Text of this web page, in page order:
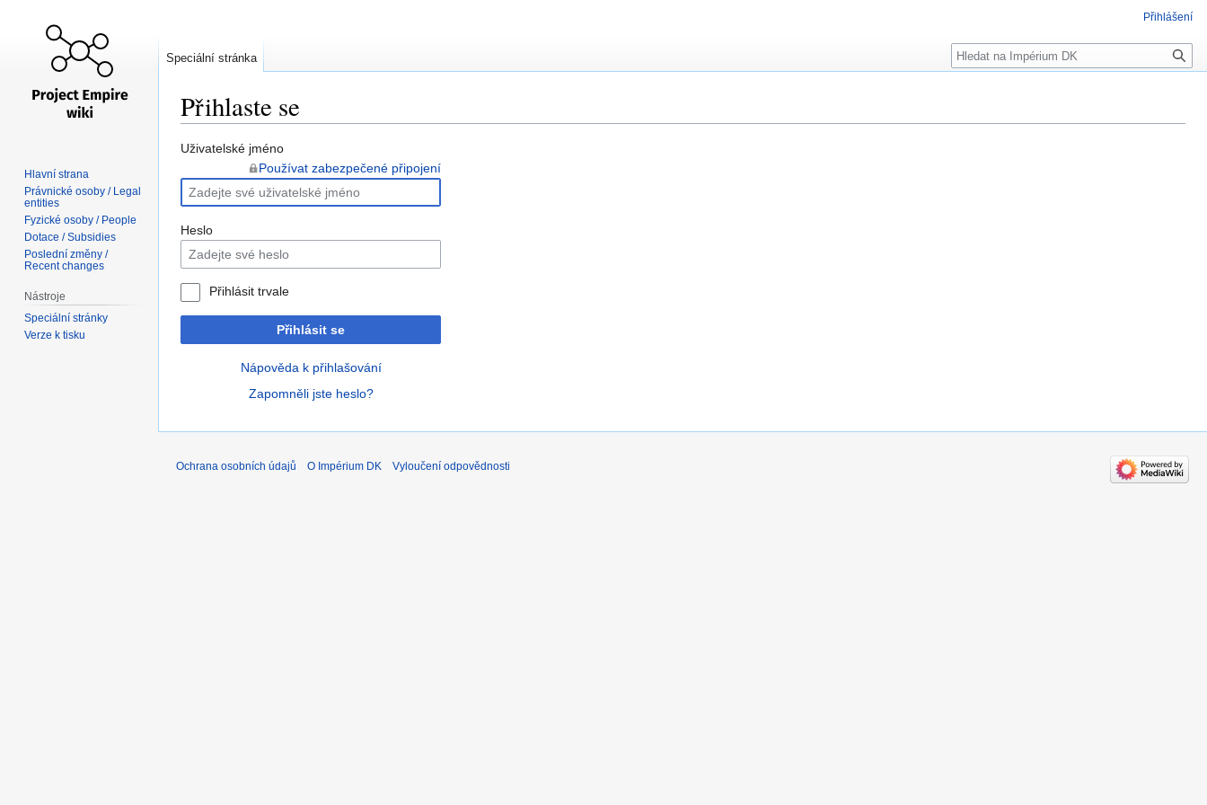
Přihlaste se
Skočit
navigaci
Skočit
vyhledávání
Uživatelské jméno
Používat zabezpečené připojení
Heslo
Přihlásit trvale
Přihlásit se
Nápověda k přihlašování
Zapomněli jste heslo?
Přihlášení
Speciální stránka Hledat
Hlavní strana
Právnické osoby / Legal
entities
Fyzické osoby / People
Dotace / Subsidies
Poslední změny /
Recent changes
Nástroje
Speciální stránky
Verze k tisku
Ochrana osobních údajů O Impérium DK Vyloučení odpovědnosti